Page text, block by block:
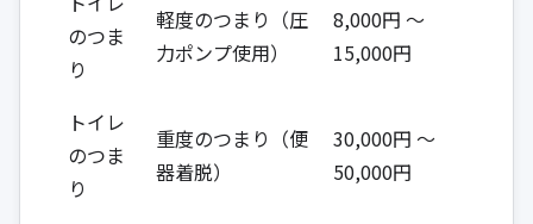
のつま
り
軽度のつまり（圧
力ポンプ使用）
8,000円 ～
15,000円
トイレ
のつま
り
重度のつまり（便
器着脱）
30,000円 ～
50,000円